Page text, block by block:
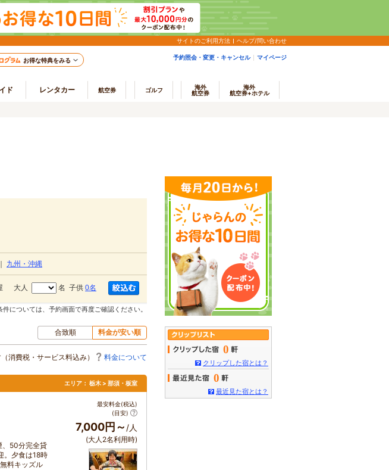
サイトのご利用方法 ヘルプ/問い合わせ
お得な特典をみる 予約照会・変更・キャンセル マイページ
ド レンタカー 航空券 ゴルフ
海外
航空券
海外
航空券+ホテル
九州・沖縄
大人 名 子供 0名
については、予約画面で再度ご確認ください。
合致順 料金が安い順
消費税・サービス料込み） 料金について
エリア： 栃木 > 那須・板室
、50分完全貸
。夕食は18時
料キッズル
最安料金(税込)
(目安)
7,000円～ /人
(大人2名利用時)
0
クリップした宿とは？
0
最近見た宿とは？